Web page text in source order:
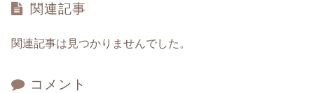
関連記事
関連記事は見つかりませんでした。
コメント